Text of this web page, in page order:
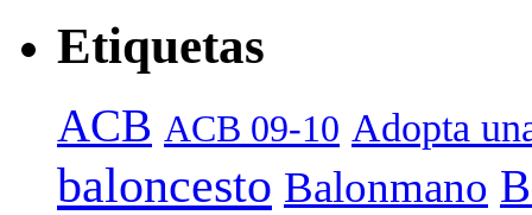
Etiquetas
ACB ACB 09-10 Adopta
baloncesto Balonmano